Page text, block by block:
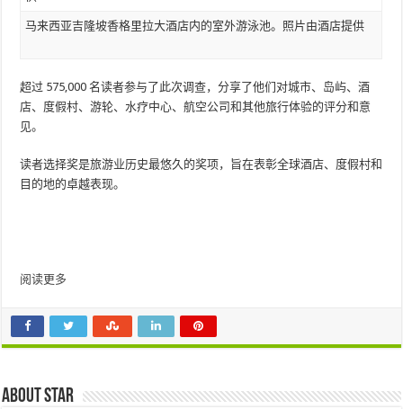
马来西亚吉隆坡香格里拉大酒店内的室外游泳池。照片由酒店提供
超过 575,000 名读者参与了此次调查，分享了他们对城市、岛屿、酒
店、度假村、游轮、水疗中心、航空公司和其他旅行体验的评分和意
见。
读者选择奖是旅游业历史最悠久的奖项，旨在表彰全球酒店、度假村和
目的地的卓越表现。
阅读更多
About star